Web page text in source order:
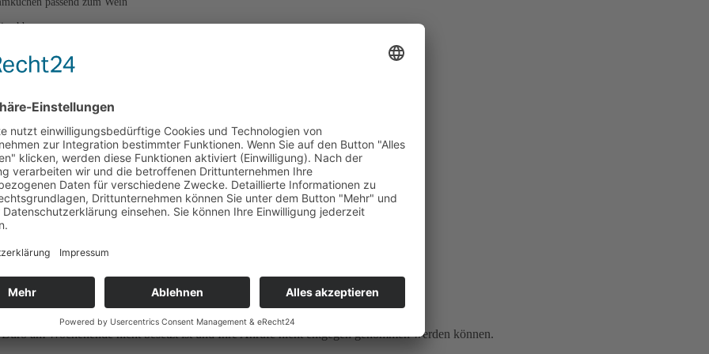
Mo.:10:00 – 16:00 Uhr
Di. – Mi.:geschlossen
24. Dezember bis 31. Januar:geschlossen
und nach Absprache für Sie da.
Büro am Wochenende nicht besetzt ist und Ihre Anrufe nicht entgegen genommen werden können.